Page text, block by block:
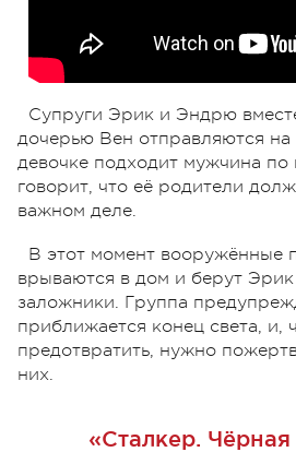
Супруги Эрик и Эндрю
дочерью Вен отправляются на
девочке подходит мужчина
говорит, что её родители
важном деле.
В этот момент вооружённые
врываются в дом и берут
заложники. Группа
приближается конец света, и,
предотвратить, нужно
них.
«Сталкер. Чёрная